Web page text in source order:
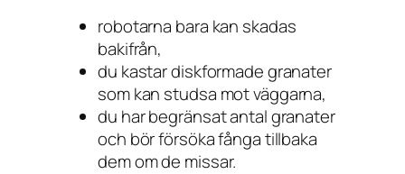
robotarna bara kan skadas
bakifrån,
du kastar diskformade granater
som kan studsa mot väggarna,
du har begränsat antal granater
och bör försöka fånga tillbaka
dem om de missar.